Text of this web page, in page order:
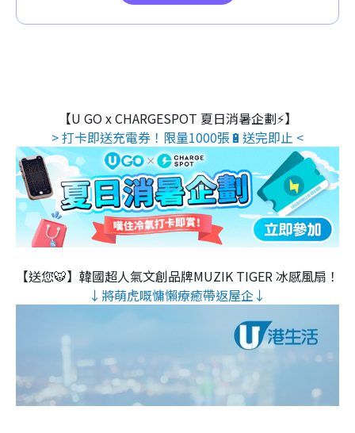
【U GO x CHARGESPOT 夏日消暑企劃⚡】
> 打卡即送充電券！限量1000張🔋送完即止 <
【送您🐯】韓國超人氣文創品牌MUZIK TIGER 冰感風扇！
↓將萌虎嘅慵懶療癒帶返屋企↓